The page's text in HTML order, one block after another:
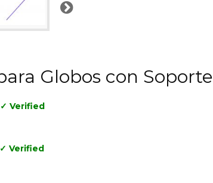
Next
Globos con Soporte
✓ Verified
✓ Verified